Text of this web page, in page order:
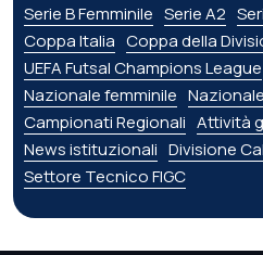
Serie B Femminile Serie A2
Coppa Italia Coppa della
UEFA Futsal Champions League
Nazionale femminile
Campionati Regionali Attività
News istituzionali Divisione
Settore Tecnico FIGC